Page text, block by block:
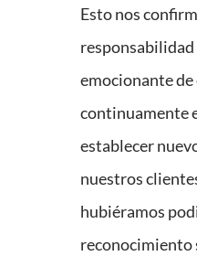
Esto nos
emocionante de
continuamente
establecer
nuestros
hubiéramos
reconocimiento